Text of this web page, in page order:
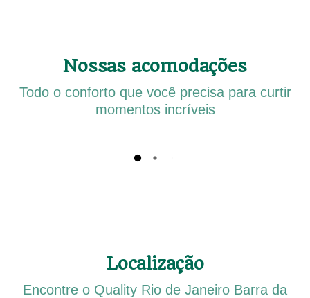
Nossas acomodações
Todo o conforto que você precisa para curtir
momentos incríveis
Localização
Encontre o Quality Rio de Janeiro Barra da